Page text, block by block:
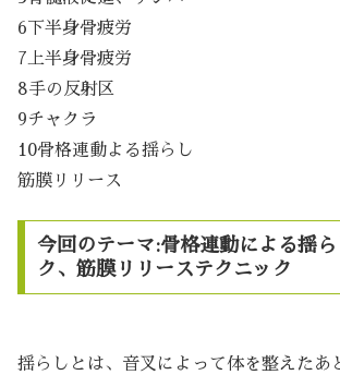
6下半身骨疲労
7上半身骨疲労
8手の反射区
9チャクラ
10骨格連動よる揺らし
筋膜リリース
今回のテーマ:骨格連動による揺ら
ク、筋膜リリーステクニック
揺らしとは、音叉によって体を整えたあ